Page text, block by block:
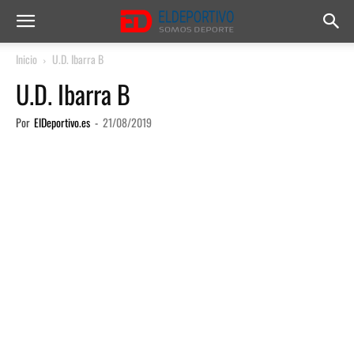
Inicio U.D. Ibarra B
U.D. Ibarra B
Por ElDeportivo.es - 21/08/2019